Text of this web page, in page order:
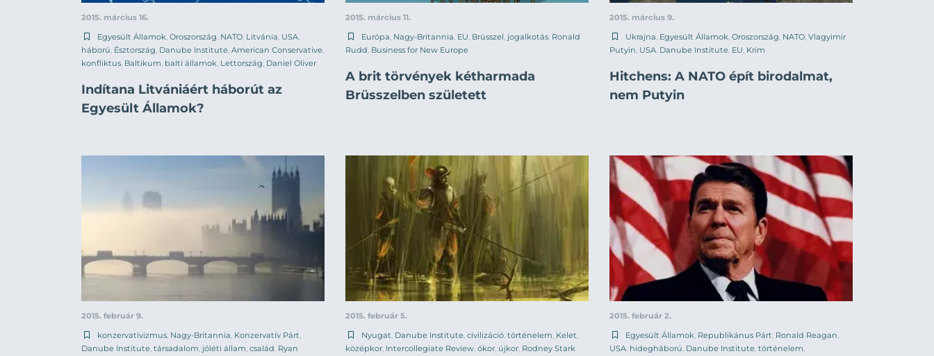
2015. március 16.
Egyesült Államok Oroszország NATO Litvánia USA
háború Észtország Danube Institute American Conservative
konfliktus Baltikum balti államok Lettország Daniel Oliver
Indítana Litvániáért háborút az
Egyesült Államok?
2015. március 11.
Európa Nagy-Britannia EU Brüsszel jogalkotás Ronald
Rudd Business for New Europe
A brit törvények kétharmada
Brüsszelben született
2015. március 9.
Ukrajna Egyesült Államok Oroszország NATO Vlagyimir
Putyin USA Danube Institute EU Krím
Hitchens: A NATO épít birodalmat,
nem Putyin
2015. február 9.
konzervativizmus, Nagy-Britannia, Konzervatív Párt,
Danube Institute, társadalom, jóléti állam, család, Ryan
2015. február 5.
Nyugat, Danube Institute, civilizáció, történelem, Kelet,
középkor, Intercollegiate Review, ókor, újkor, Rodney Stark
2015. február 2.
Egyesült Államok, Republikánus Párt, Ronald Reagan,
USA, hidegháború, Danube Institute, történelem,